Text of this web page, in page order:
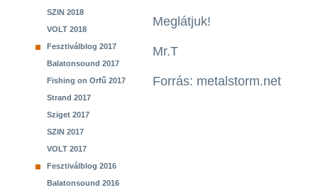
SZIN 2018
VOLT 2018
Fesztiválblog 2017
Balatonsound 2017
Fishing on Orfű 2017
Strand 2017
Sziget 2017
SZIN 2017
VOLT 2017
Fesztiválblog 2016
Balatonsound 2016
Meglátjuk!
Mr.T
Forrás: metalstorm.net